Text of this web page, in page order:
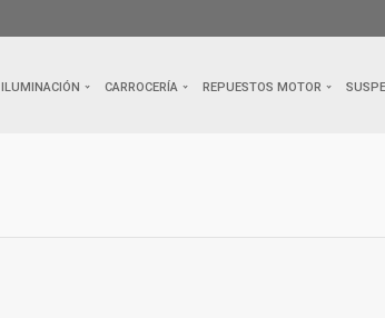
ILUMINACIÓN CARROCERÍA REPUESTOS MOTOR